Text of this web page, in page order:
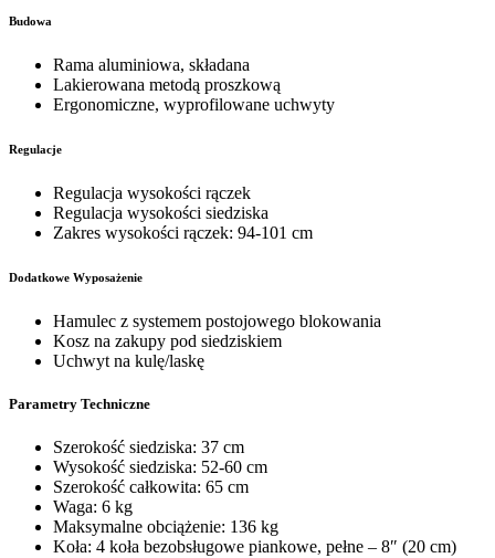
Budowa
Rama aluminiowa, składana
Lakierowana metodą proszkową
Ergonomiczne, wyprofilowane uchwyty
Regulacje
Regulacja wysokości rączek
Regulacja wysokości siedziska
Zakres wysokości rączek: 94-101 cm
Dodatkowe Wyposażenie
Hamulec z systemem postojowego blokowania
Kosz na zakupy pod siedziskiem
Uchwyt na kulę/laskę
Parametry Techniczne
Szerokość siedziska: 37 cm
Wysokość siedziska: 52-60 cm
Szerokość całkowita: 65 cm
Waga: 6 kg
Maksymalne obciążenie: 136 kg
Koła: 4 koła bezobsługowe piankowe, pełne – 8″ (20 cm)